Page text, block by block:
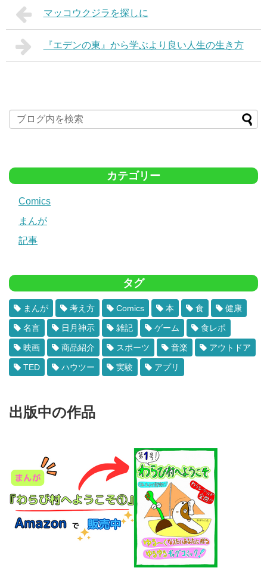
マッコウクジラを探しに
『エデンの東』から学ぶより良い人生の生き方
カテゴリー
Comics
まんが
記事
タグ
まんが 考え方 Comics 本 食 健康
名言 日月神示 雑記 ゲーム 食レポ
映画 商品紹介 スポーツ 音楽 アウトドア
TED ハウツー 実験 アプリ
出版中の作品